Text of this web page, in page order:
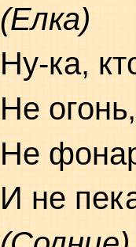
(Елка)
Ну-ка,
Не
Не
И не